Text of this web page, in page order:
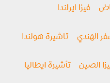
فيزا ايرلندا
الهندي تاشيرة هولندا
الصين تأشيرة ايطاليا